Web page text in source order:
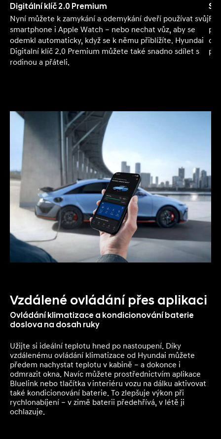
Digitální klíč 2.0 Premium
Nyní můžete k zamykání a odemykání dveří používat svůj
smartphone i Apple Watch – nebo nechat vůz, aby se
odemkl automaticky, když se k němu přiblížíte. Hyundai
Digitalní klíč 2.0 Premium můžete také snadno sdílet s
rodinou a přáteli.
Vzdálené ovládání přes aplikaci
Ovládání klimatizace a kondicionování baterie
doslova na dosah ruky
Užijte si ideální teplotu hned po nastoupení. Díky
vzdálenému ovládání klimatizace od Hyundai můžete
předem nachystat teplotu v kabině – a dokonce i
odmrazit okna. Navíc můžete prostřednictvím aplikace
Bluelink nebo tlačítka v interiéru vozu na dálku aktivovat
také kondicionování baterie. To zlepšuje výkon při
rychlonabíjení – v zimě baterii předehřívá, v létě ji
ochlazuje.